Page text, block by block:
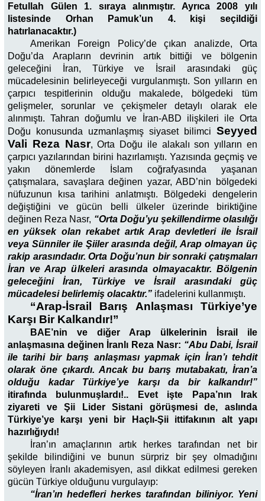
Fetullah Gülen 1. sıraya alınmıştır. Ayrıca 2008 yılı
listesinde Orhan Pamuk’un 4. kişi seçildiği
hatırlanacaktır.)
Amerikan Foreign Policy’de çıkan analizde, Orta
Doğu’da Arapların devrinin artık bittiği ve bölgenin
geleceğini İran, Türkiye ve İsrail arasındaki güç
mücadelesinin belirleyeceği vurgulanmıştı. Son yılların en
çarpıcı tespitlerinin olduğu makalede, bölgedeki tüm
gelişmeler, sorunlar ve çekişmeler detaylı olarak ele
alınmıştı. Tahran doğumlu ve İran-ABD ilişkileri ile Orta
Doğu konusunda uzmanlaşmış siyaset bilimci Seyyed
Vali Reza Nasr, Orta Doğu ile alakalı son yılların en
çarpıcı yazılarından birini hazırlamıştı. Yazısında geçmiş ve
yakın dönemlerde İslam coğrafyasında yaşanan
çatışmalara, savaşlara değinen yazar, ABD’nin bölgedeki
nüfuzunun kısa tarihini anlatmıştı. Bölgedeki dengelerin
değiştiğini ve gücün belli ülkeler üzerinde biriktiğine
değinen Reza Nasr, “Orta Doğu’yu şekillendirme olasılığı
en yüksek olan rekabet artık Arap devletleri ile İsrail
veya Sünniler ile Şiiler arasında değil, Arap olmayan üç
rakip arasındadır. Orta Doğu’nun bir sonraki çatışmaları
İran ve Arap ülkeleri arasında olmayacaktır. Bölgenin
geleceğini İran, Türkiye ve İsrail arasındaki güç
mücadelesi belirlemiş olacaktır.” ifadelerini kullanmıştı.
“Arap-İsrail Barış Anlaşması Türkiye’ye
Karşı Bir Kalkandır!”
BAE’nin ve diğer Arap ülkelerinin İsrail ile
anlaşmasına değinen İranlı Reza Nasr: “Abu Dabi, İsrail
ile tarihi bir barış anlaşması yapmak için İran’ı tehdit
olarak öne çıkardı. Ancak bu barış mutabakatı, İran’a
olduğu kadar Türkiye’ye karşı da bir kalkandır!”
itirafında bulunmuşlardı!.. Evet işte Papa’nın Irak
ziyareti ve Şii Lider Sistani görüşmesi de, aslında
Türkiye’ye karşı yeni bir Haçlı-Şii ittifakının alt yapı
hazırlığıydı!
İran’ın amaçlarının artık herkes tarafından net bir
şekilde bilindiğini ve bunun sürpriz bir şey olmadığını
söyleyen İranlı akademisyen, asıl dikkat edilmesi gereken
gücün Türkiye olduğunu vurgulayıp:
“İran’ın hedefleri herkes tarafından biliniyor. Yeni